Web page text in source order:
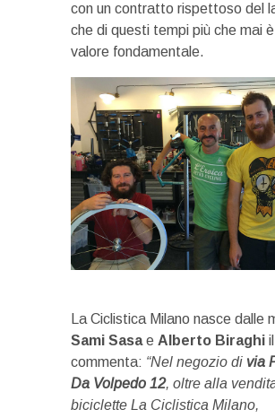
con un contratto rispettoso del
che di questi tempi più che mai
valore fondamentale.
La Ciclistica Milano nasce dalle
Sami Sasae Alberto Biraghi
commenta: “Nel negozio di via
Da Volpedo 12, oltre alla
biciclette La Ciclistica Milano,